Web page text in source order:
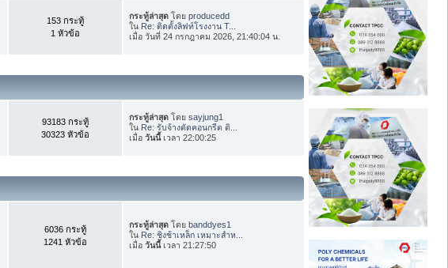
153 กระทู้
1 หัวข้อ
กระทู้ล่าสุด โดยproducedd
ใน Re: ติดตั้งลิฟท์โรงงาน T...
เมื่อ วันที่ 24 กรกฎาคม 2026, 21:40:04 น.
93183 กระทู้
30323 หัวข้อ
กระทู้ล่าสุด โดยsayjung1
ใน Re: รับจ้างตัดคอนกรีต ติ...
เมื่อวันนี้เวลา 22:00:25
6036 กระทู้
1241 หัวข้อ
กระทู้ล่าสุด โดยbanddyes1
ใน Re: ชิงช้าเหล็ก เหมาะสำห...
เมื่อวันนี้เวลา 21:27:50